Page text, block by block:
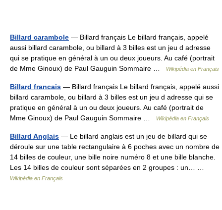
Billard carambole — Billard français Le billard français, appelé
aussi billard carambole, ou billard à 3 billes est un jeu d adresse
qui se pratique en général à un ou deux joueurs. Au café (portrait
de Mme Ginoux) de Paul Gauguin Sommaire …
Wikipédia en Français
Billard francais — Billard français Le billard français, appelé aussi
billard carambole, ou billard à 3 billes est un jeu d adresse qui se
pratique en général à un ou deux joueurs. Au café (portrait de
Mme Ginoux) de Paul Gauguin Sommaire …
Wikipédia en Français
Billard Anglais — Le billard anglais est un jeu de billard qui se
déroule sur une table rectangulaire à 6 poches avec un nombre de
14 billes de couleur, une bille noire numéro 8 et une bille blanche.
Les 14 billes de couleur sont séparées en 2 groupes : un… …
Wikipédia en Français